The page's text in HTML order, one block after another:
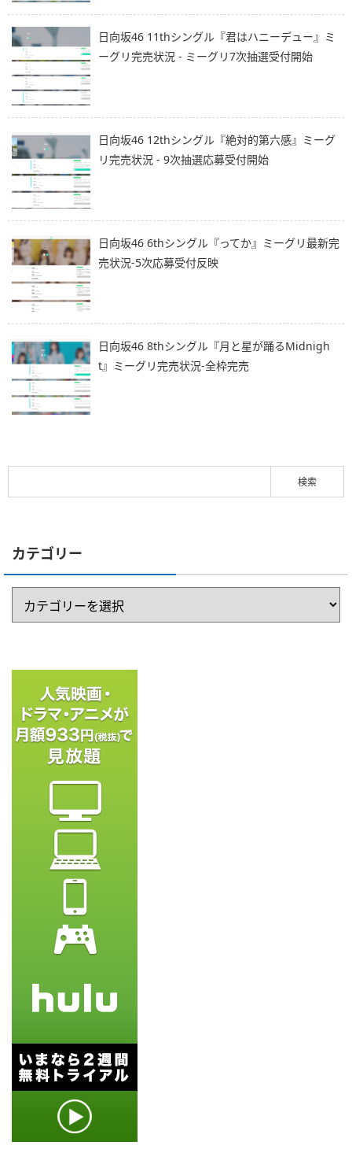
日向坂46 11thシングル『君はハニーデュー』ミ
ーグリ完売状況 - ミーグリ7次抽選受付開始
日向坂46 12thシングル『絶対的第六感』ミーグ
リ完売状況 - 9次抽選応募受付開始
日向坂46 6thシングル『ってか』ミーグリ最新完
売状況-5次応募受付反映
日向坂46 8thシングル『月と星が踊るMidnigh
t』ミーグリ完売状況-全枠完売
カテゴリー